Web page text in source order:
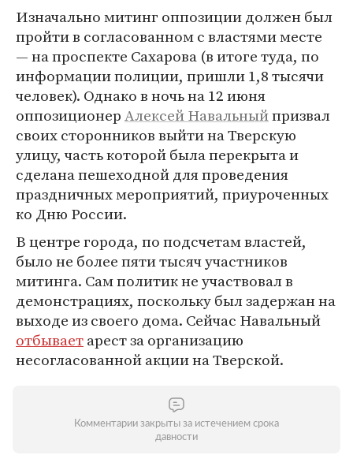
Изначально митинг оппозиции должен был
пройти в согласованном с властями месте
— на проспекте Сахарова (в итоге туда, по
информации полиции, пришли 1,8 тысячи
человек). Однако в ночь на 12 июня
оппозиционерАлексей Навальныйпризвал
своих сторонников выйти на Тверскую
улицу, часть которой была перекрыта и
сделана пешеходной для проведения
праздничных мероприятий, приуроченных
ко Дню России.
В центре города, по подсчетам властей,
было не более пяти тысяч участников
митинга. Сам политик не участвовал в
демонстрациях, поскольку был задержан на
выходе из своего дома. Сейчас Навальный
отбываетарест за организацию
несогласованной акции на Тверской.
Комментарии закрыты за истечением срока
давности